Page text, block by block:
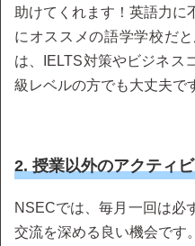
助けてくれます！英語力に
にオススメの語学学校だ
は、IELTS対策やビジネス
級レベルの方でも大丈夫で
2. 授業以外のアクティ
NSECでは、毎月一回は必
交流を深める良い機会です。